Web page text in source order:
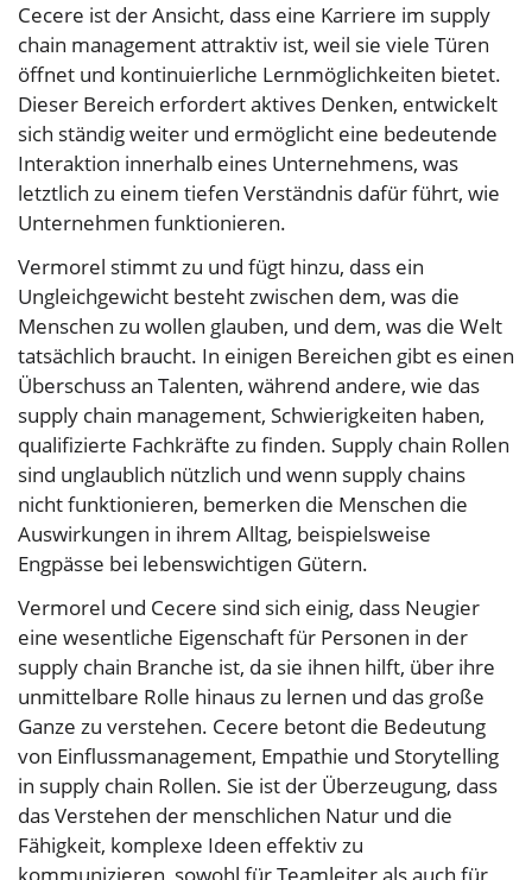
Cecere ist der Ansicht, dass eine Karriere im supply
chain management attraktiv ist, weil sie viele Türen
öffnet und kontinuierliche Lernmöglichkeiten bietet.
Dieser Bereich erfordert aktives Denken, entwickelt
sich ständig weiter und ermöglicht eine bedeutende
Interaktion innerhalb eines Unternehmens, was
letztlich zu einem tiefen Verständnis dafür führt, wie
Unternehmen funktionieren.
Vermorel stimmt zu und fügt hinzu, dass ein
Ungleichgewicht besteht zwischen dem, was die
Menschen zu wollen glauben, und dem, was die Welt
tatsächlich braucht. In einigen Bereichen gibt es einen
Überschuss an Talenten, während andere, wie das
supply chain management, Schwierigkeiten haben,
qualifizierte Fachkräfte zu finden. Supply chain Rollen
sind unglaublich nützlich und wenn supply chains
nicht funktionieren, bemerken die Menschen die
Auswirkungen in ihrem Alltag, beispielsweise
Engpässe bei lebenswichtigen Gütern.
Vermorel und Cecere sind sich einig, dass Neugier
eine wesentliche Eigenschaft für Personen in der
supply chain Branche ist, da sie ihnen hilft, über ihre
unmittelbare Rolle hinaus zu lernen und das große
Ganze zu verstehen. Cecere betont die Bedeutung
von Einflussmanagement, Empathie und Storytelling
in supply chain Rollen. Sie ist der Überzeugung, dass
das Verstehen der menschlichen Natur und die
Fähigkeit, komplexe Ideen effektiv zu